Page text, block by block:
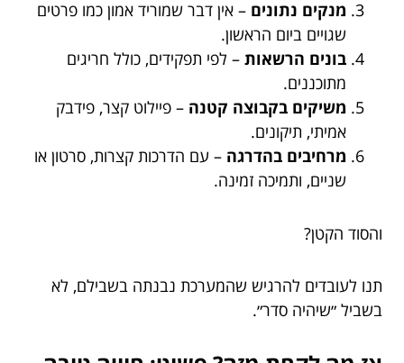
מנקים נתונים – אין דבר שמוריד אמון כמו פרטים
שגויים ביום הראשון.
בונים הרשאות – לפי תפקידים, כולל חריגים
מתוכננים.
משיקים בקבוצה קטנה – פיילוט קצר, פידבק
אמיתי, תיקונים.
מרחיבים בהדרגה – עם הדרכות קצרות, סרטון או
שניים, ותמיכה זמינה.
והסוד הקטן?
תנו לעובדים להרגיש שהמערכת נבנתה בשבילם, לא
בשביל ״שיהיה סדר״.